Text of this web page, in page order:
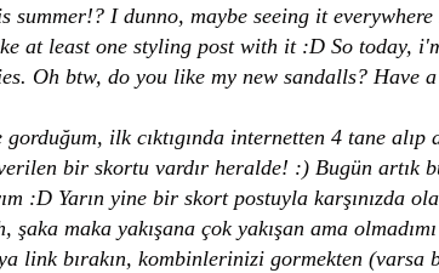
I dunno, maybe seeing it
at least one styling post with it :D So today,
Oh btw, do you like my new sandalls? Have
ilk cıktıgında internetten 4 tane
bir skortu vardır heralde! :) Bugün artık
:D Yarın yine bir skort postuyla karşınızda
maka yakışana çok yakışan ama
link bırakın, kombinlerinizi gormekten (varsa